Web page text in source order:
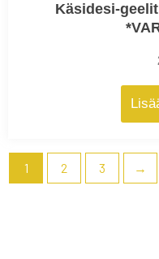
Käsidesi-
1 2 3 →